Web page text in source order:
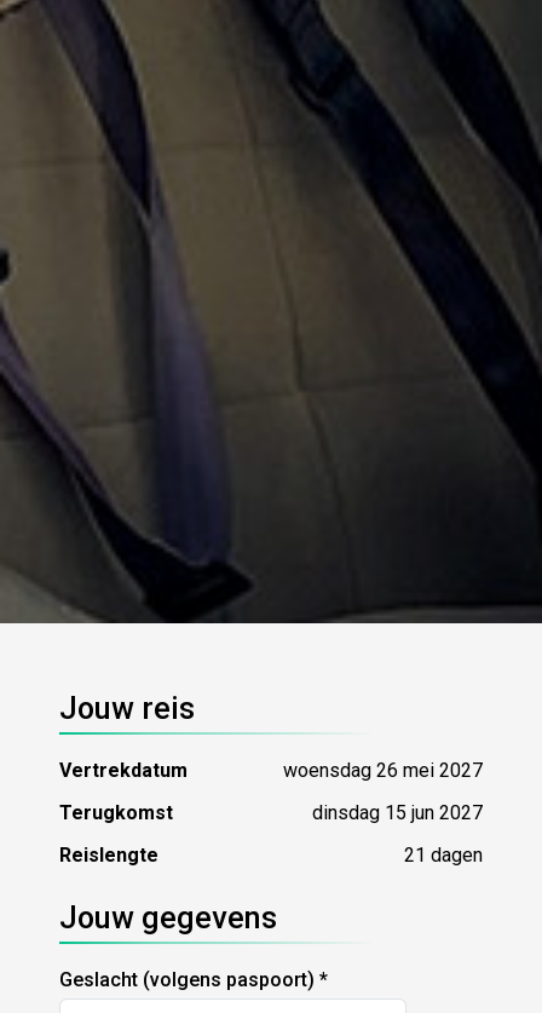
Jouw reis
Vertrekdatum
woensdag 26 mei 2027
Terugkomst
dinsdag 15 jun 2027
Reislengte
21 dagen
Jouw gegevens
Geslacht (volgens paspoort)